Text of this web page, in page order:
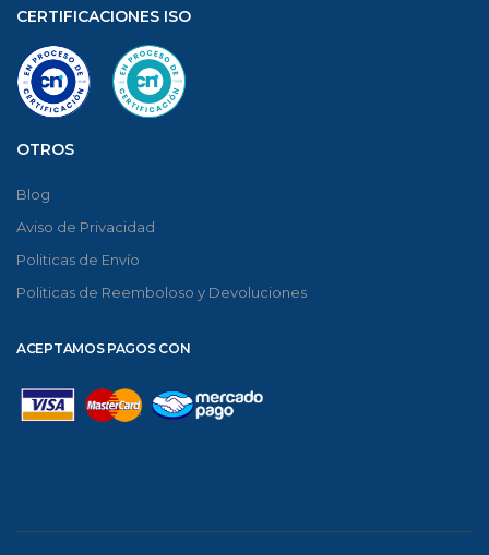
CERTIFICACIONES ISO
OTROS
Blog
Aviso de Privacidad
Politicas de Envío
Politicas de Reemboloso y Devoluciones
ACEPTAMOS PAGOS CON